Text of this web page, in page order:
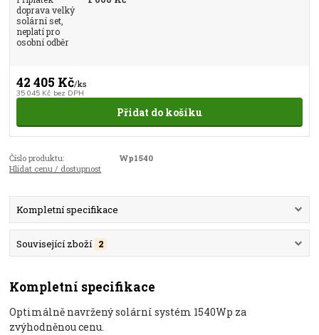
doprava velký
solární set,
neplatí pro
osobní odběr
42 405 Kč/ks
35 045 Kč bez DPH
Přidat do košíku
Číslo produktu:
Wp1540
Hlídat cenu / dostupnost
Kompletní specifikace
Související zboží 2
Kompletní specifikace
Optimálně navržený solární systém 1540Wp za
zvýhodněnou cenu.